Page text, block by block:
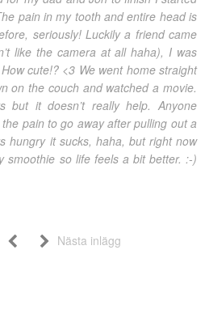
pain in my tooth and entire head is
seriously! Luckily a friend came
like the camera at all haha), I was
cute!? <3 We went home straight
on the couch and watched a movie.
but it doesn’t really help. Anyone
pain to go away after pulling out a
hungry it sucks, haha, but right now
smoothie so life feels a bit better. :-)
Nästa inlägg